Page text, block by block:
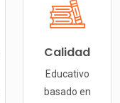
Calidad
Educativo
basado en